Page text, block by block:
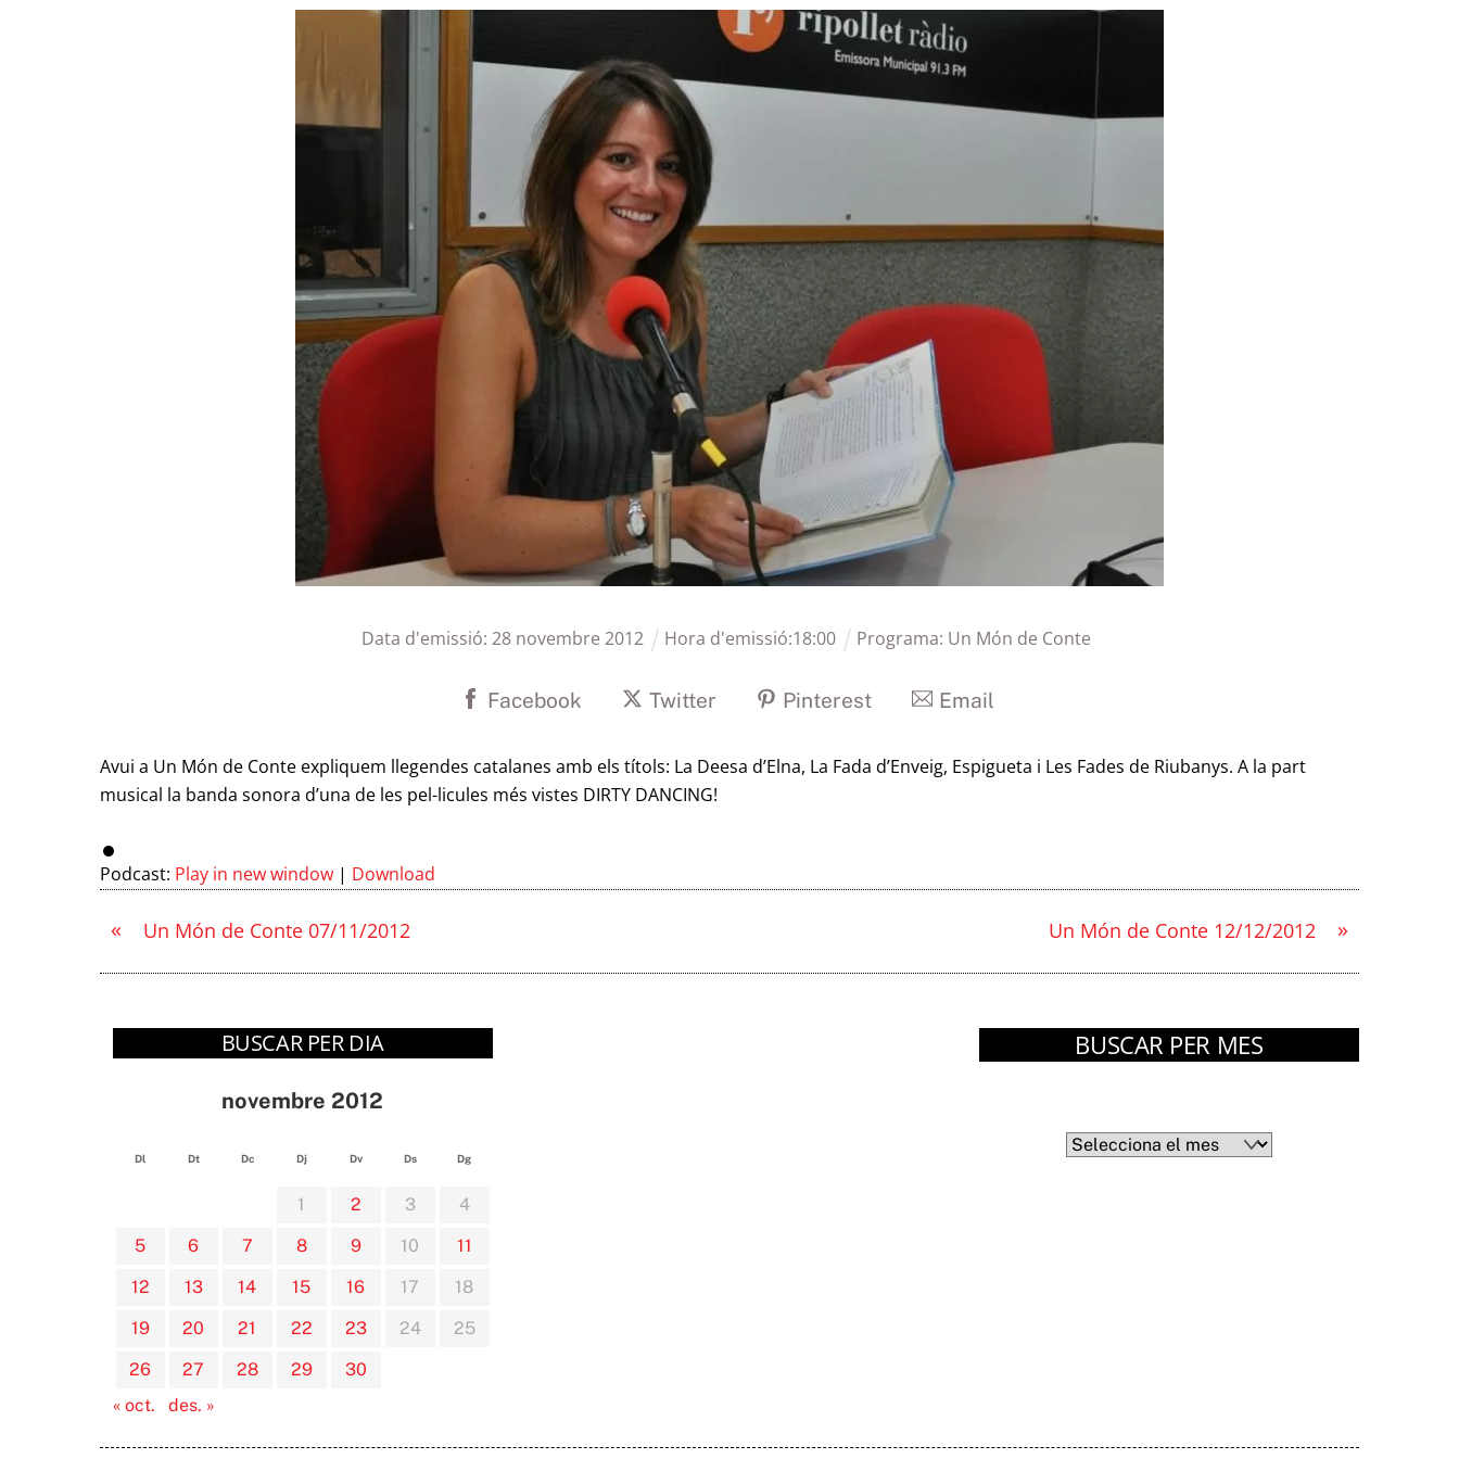
Data d'emissió:28 novembre 2012 Hora d'emissió:18:00 Programa: Un Món de Conte
Facebook Twitter Pinterest Email
Avui a Un Món de Conte expliquem llegendes catalanes amb els títols: La Deesa d’Elna, La Fada d’Enveig, Espigueta i Les Fades de Riubanys. A la part
musical la banda sonora d’una de les pel-licules més vistes DIRTY DANCING!
Podcast: Play in new window | Download
« Un Món de Conte 07/11/2012 »
Un Món de Conte 12/12/2012
BUSCAR PER DIA
novembre 2012
Dl Dt Dc Dj Dv Ds Dg
1 2 3
4
5
6 7 8 9 10
11
12
13 14 15 16 17
18
19
20 21 22 23 24
25
26
27 28 29
30
« oct.
des. »
BUSCAR PER MES
Arxius